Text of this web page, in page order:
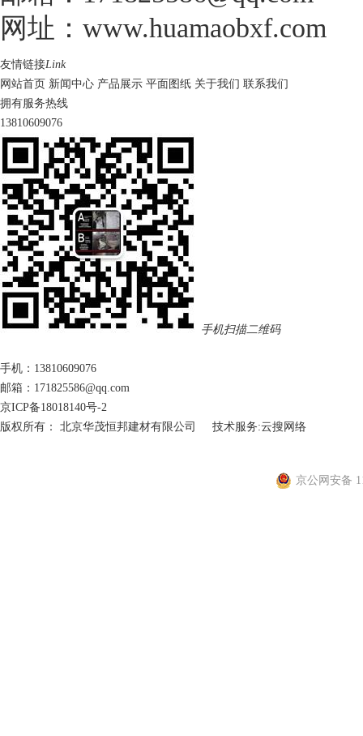
网址：www.huamaobxf.com
友情链接Link
网站首页 新闻中心 产品展示 平面图纸 关于我们 联系我们
拥有服务热线
13810609076
手机扫描二维码
手机：13810609076
邮箱：171825586@qq.com
京ICP备18018140号-2
版权所有： 北京华茂恒邦建材有限公司 技术服务:云搜网络
京公网安备